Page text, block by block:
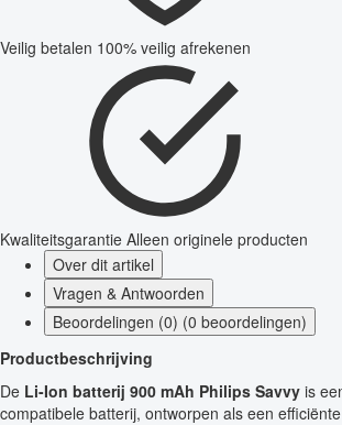
Veilig betalen 100% veilig afrekenen
Kwaliteitsgarantie Alleen originele producten
Over dit artikel
Vragen & Antwoorden
Beoordelingen (0) (0 beoordelingen)
Productbeschrijving
De Li-Ion batterij 900 mAh Philips Savvy is
compatibele batterij, ontworpen als een